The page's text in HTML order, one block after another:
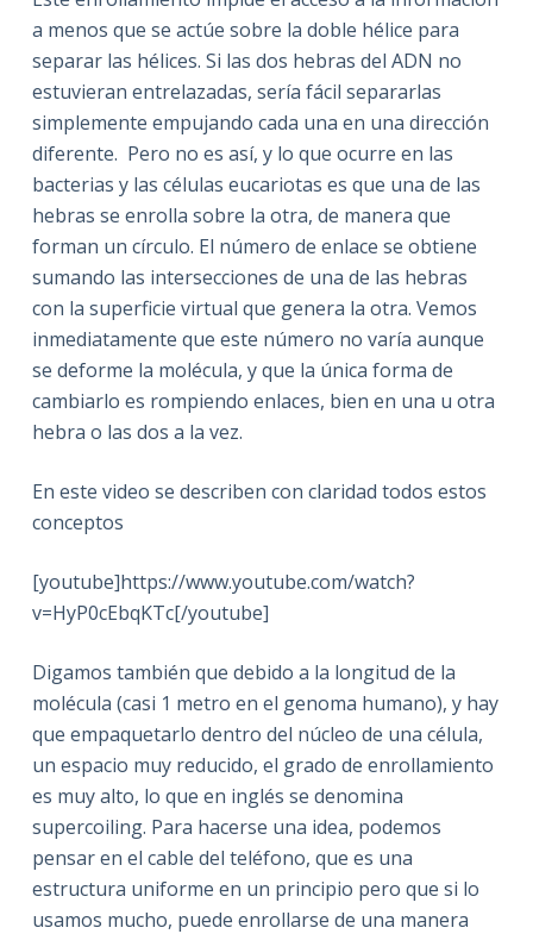
a menos que se actúe sobre la doble hélice para
separar las hélices. Si las dos hebras del ADN no
estuvieran entrelazadas, sería fácil separarlas
simplemente empujando cada una en una dirección
diferente. Pero no es así, y lo que ocurre en las
bacterias y las células eucariotas es que una de las
hebras se enrolla sobre la otra, de manera que
forman un círculo. El número de enlace se obtiene
sumando las intersecciones de una de las hebras
con la superficie virtual que genera la otra. Vemos
inmediatamente que este número no varía aunque
se deforme la molécula, y que la única forma de
cambiarlo es rompiendo enlaces, bien en una u otra
hebra o las dos a la vez.
En este video se describen con claridad todos estos
conceptos
[youtube]https://www.youtube.com/watch?
v=HyP0cEbqKTc[/youtube]
Digamos también que debido a la longitud de la
molécula (casi 1 metro en el genoma humano), y hay
que empaquetarlo dentro del núcleo de una célula,
un espacio muy reducido, el grado de enrollamiento
es muy alto, lo que en inglés se denomina
supercoiling. Para hacerse una idea, podemos
pensar en el cable del teléfono, que es una
estructura uniforme en un principio pero que si lo
usamos mucho, puede enrollarse de una manera